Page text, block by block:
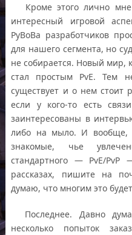
Кроме этого лично мне
интересный игровой
РуВоВа разработчиков
для нашего сегмента, но
не собирается. Новый мир,
стал простым PvE. Тем
существует и о нем стоит
если у кого-то есть
заинтересованы в
либо на мыло. И вообще,
знакомые, чье
стандартного — PvE/
рассказах, пишите на
думаю, что многим это
Последнее. Давно
несколько попыток